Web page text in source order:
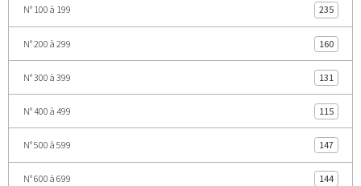
N° 100 à 199 235
N° 200 à 299 160
N° 300 à 399 131
N° 400 à 499 115
N° 500 à 599 147
N° 600 à 699 144